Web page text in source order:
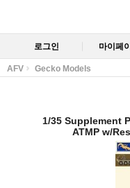
로그인 마이페
AFV Gecko Models
1/35 Supplement
ATMP w/